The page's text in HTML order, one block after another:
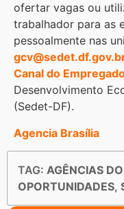
ofertar vagas ou
trabalhador para as
pessoalmente nas
Canal do
Desenvolvimento
(Sedet-DF).
Agencia Brasília
TAG: AGÊNCIAS
OPORTUNIDADES,